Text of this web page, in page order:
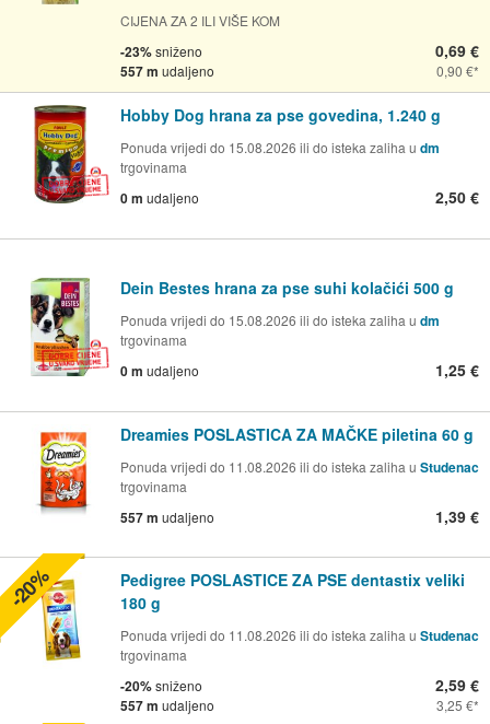
CIJENA ZA 2 ILI VIŠE KOM
-23%sniženo
557 m udaljeno
0,69 €
0,90 €
Hobby Dog hrana za pse govedina, 1.240 g
Ponuda vrijedi do 15.08.2026 ili do isteka zaliha u dm
trgovinama
0 m udaljeno 2,50 €
Dein Bestes hrana za pse suhi kolačići 500 g
Ponuda vrijedi do 15.08.2026 ili do isteka zaliha u dm
trgovinama
0 m udaljeno 1,25 €
Dreamies POSLASTICA ZA MAČKE piletina 60 g
Ponuda vrijedi do 11.08.2026 ili do isteka zaliha u Studenac
trgovinama
557 m udaljeno 1,39 €
Pedigree POSLASTICE ZA PSE dentastix veliki
180 g
Ponuda vrijedi do 11.08.2026 ili do isteka zaliha u Studenac
trgovinama
-20%sniženo
557 m udaljeno
2,59 €
3,25 €
-20%